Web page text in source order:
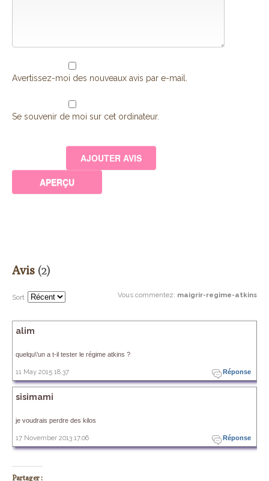
Avertissez-moi des nouveaux avis par e-mail.
Se souvenir de moi sur cet ordinateur.
Avis (2)
Vous commentez: maigrir-regime-atkins
Sort
alim
quelqu\'un a t-il tester le régime atkins ?
Réponse
11 May 2015 18.37
sisimami
je voudrais perdre des kilos
Réponse
17 November 2013 17.06
Partager :